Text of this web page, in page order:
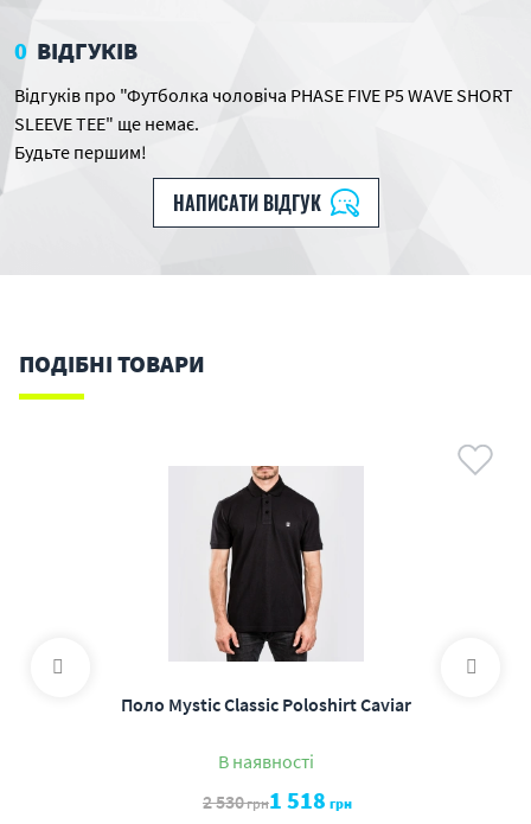
0 ВІДГУКІВ
Відгуків про "Футболка чоловіча PHASE FIVE P5 WAVE SHORT
SLEEVE TEE" ще немає.
Будьте першим!
НАПИСАТИ ВІДГУК
ПОДІБНІ ТОВАРИ
Поло Mystic Classic Poloshirt Caviar
В наявності
2 530грн1 518 грн